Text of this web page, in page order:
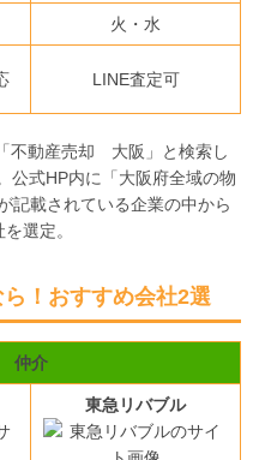
火・水
LINE査定可
不動産売却 大阪」と検索し
公式HP内に「大阪府全域の物
記載されている企業の中から
選定。
！おすすめ会社2選
仲介
東急リバブル